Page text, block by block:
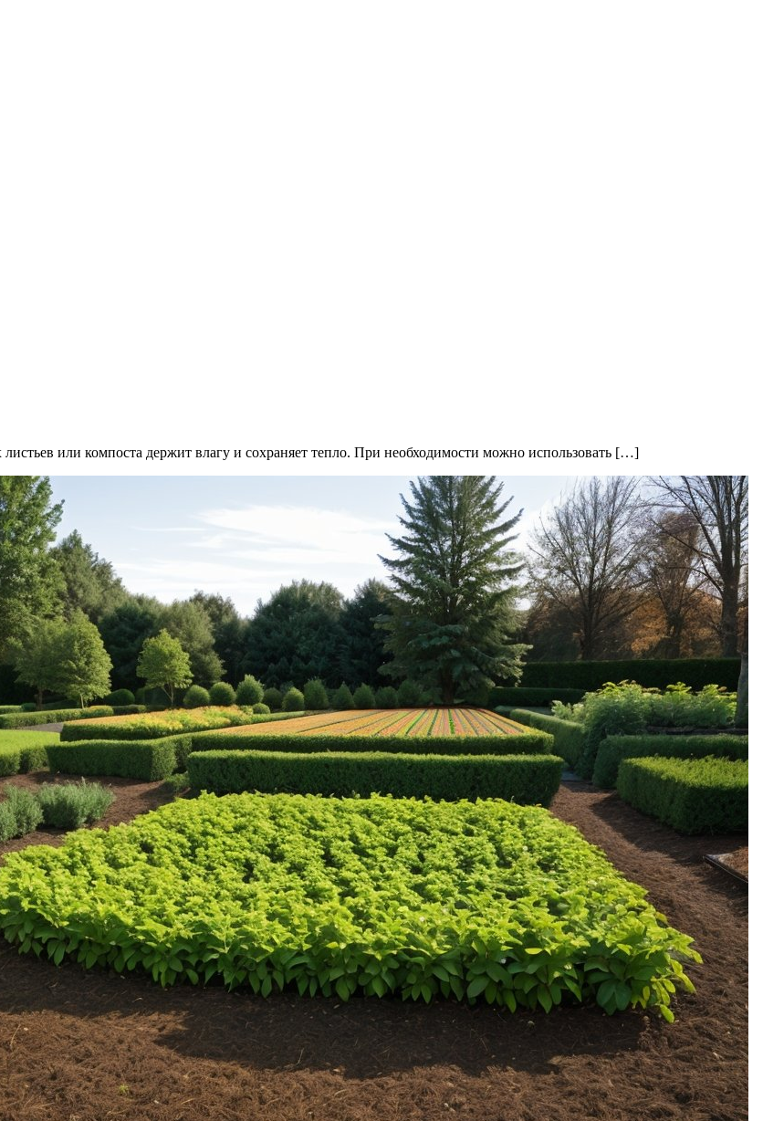
или компоста держит влагу и сохраняет тепло. При необходимости можно использовать […]